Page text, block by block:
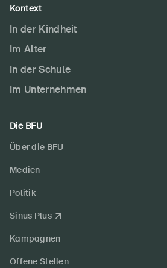
Kontext
In der Kindheit
Im Alter
In der Schule
Im Unternehmen
Die BFU
Über die BFU
Medien
Politik
Sinus Plus
Kampagnen
Offene Stellen